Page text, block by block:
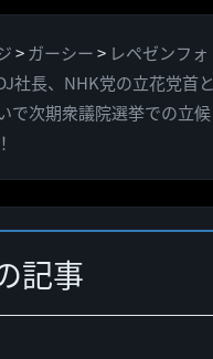
>ガーシー> レペゼンフォ
社長、NHK党の立花党首と
で次期衆議院選挙での立候
記事